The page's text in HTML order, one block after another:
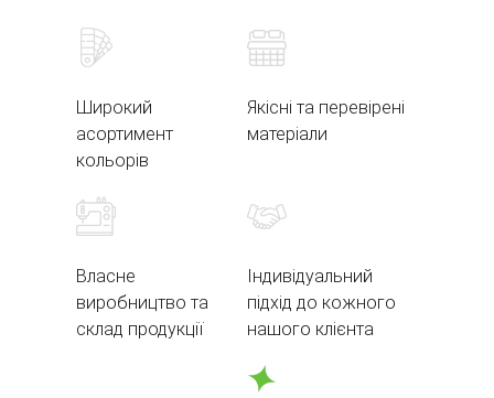
Широкий
асортимент
кольорів
Якісні та перевірені
матеріали
Власне
виробництво та
склад продукції
Індивідуальний
підхід до кожного
нашого клієнта